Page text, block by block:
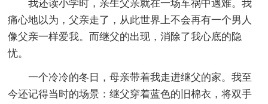
我还读小学时，亲生父亲就在一场车祸中遇难。我
痛心地以为，父亲走了，从此世界上不会再有一个男人
像父亲一样爱我。而继父的出现，消除了我心底的隐
忧。
一个冷冷的冬日，母亲带着我走进继父的家。我至
今还记得当时的场景：继父穿着蓝色的旧棉衣，将双手